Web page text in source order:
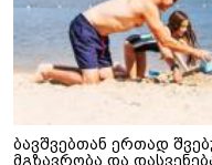
ბავშვებთან ერთად
მგზავრობა და